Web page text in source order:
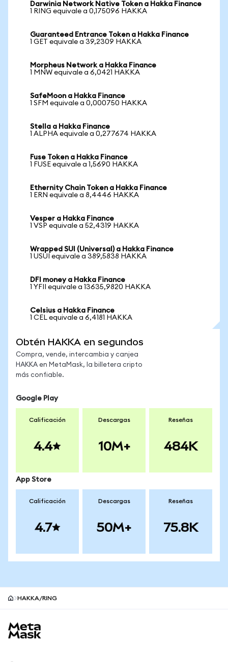
Darwinia Network Native Token a Hakka Finance
1 RING equivale a 0,175096 HAKKA
Guaranteed Entrance Token a Hakka Finance
1 GET equivale a 39,2309 HAKKA
Morpheus Network a Hakka Finance
1 MNW equivale a 6,0421 HAKKA
SafeMoon a Hakka Finance
1 SFM equivale a 0,000750 HAKKA
Stella a Hakka Finance
1 ALPHA equivale a 0,277674 HAKKA
Fuse Token a Hakka Finance
1 FUSE equivale a 1,5690 HAKKA
Ethernity Chain Token a Hakka Finance
1 ERN equivale a 8,4446 HAKKA
Vesper a Hakka Finance
1 VSP equivale a 52,4319 HAKKA
Wrapped SUI (Universal) a Hakka Finance
1 USUI equivale a 389,5838 HAKKA
DFI money a Hakka Finance
1 YFII equivale a 13635,9820 HAKKA
Celsius a Hakka Finance
1 CEL equivale a 6,4181 HAKKA
Obtén HAKKA en segundos
Compra, vende, intercambia y canjea
HAKKA en MetaMask, la billetera cripto
más confiable.
Google Play
Calificación
4.4
Descargas
10M+
Reseñas
484K
App Store
Calificación
4.7
Descargas
50M+
Reseñas
75.8K
HAKKA/RING